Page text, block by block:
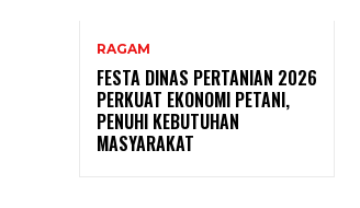
RAGAM
FESTA DINAS PERTANIAN 2026
PERKUAT EKONOMI PETANI,
PENUHI KEBUTUHAN
MASYARAKAT